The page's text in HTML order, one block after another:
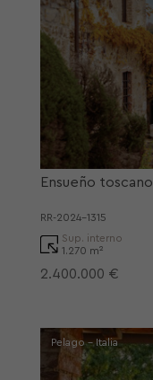
Ensueño toscano
RR-2024-1315
Sup. interno
1.270 m²
2.400.000 €
Pelago - Italia